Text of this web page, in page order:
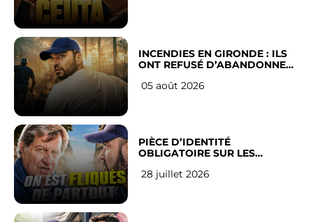
INCENDIES EN GIRONDE : ILS
ONT REFUSÉ D’ABANDONNER
05 août 2026
PIÈCE D’IDENTITÉ
OBLIGATOIRE SUR LES
Français
28 juillet 2026